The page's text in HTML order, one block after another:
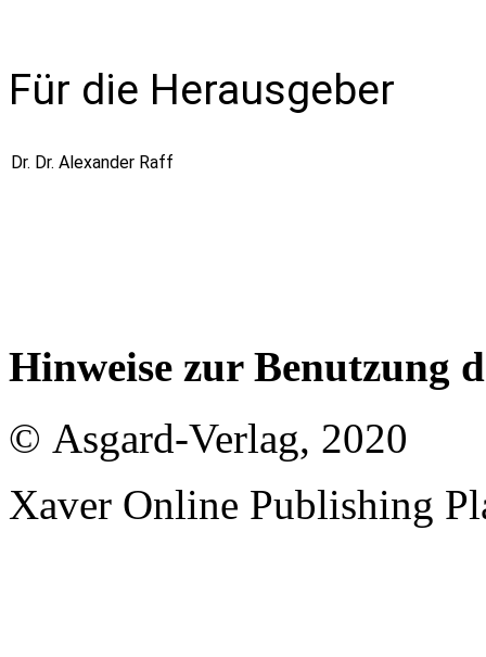
Für die Herausgeber
Dr. Dr. Alexander Raff
Hinweise zur Benutzung
© Asgard-Verlag, 2020
Xaver Online Publishing